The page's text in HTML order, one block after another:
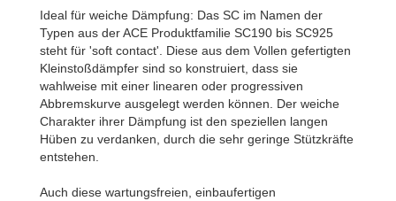
Ideal für weiche Dämpfung: Das SC im Namen der
Typen aus der ACE Produktfamilie SC190 bis SC925
steht für 'soft contact'. Diese aus dem Vollen gefertigten
Kleinstoßdämpfer sind so konstruiert, dass sie
wahlweise mit einer linearen oder progressiven
Abbremskurve ausgelegt werden können. Der weiche
Charakter ihrer Dämpfung ist den speziellen langen
Hüben zu verdanken, durch die sehr geringe Stützkräfte
entstehen.
Auch diese wartungsfreien, einbaufertigen